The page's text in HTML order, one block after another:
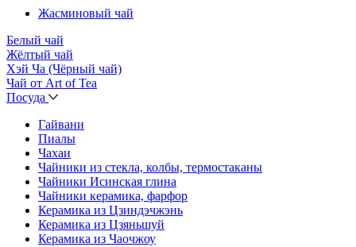
Жасминовый чай
Белый чай
Жёлтый чай
Хэй Ча (Чёрный чай)
Чай от Art of Tea
Посуда
Гайвани
Пиалы
Чахаи
Чайники из стекла, колбы, термостаканы
Чайники Исинская глина
Чайники керамика, фарфор
Керамика из Цзиндэчжэнь
Керамика из Цзяньшуй
Керамика из Чаочжоу